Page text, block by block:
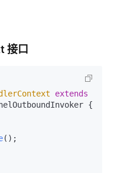
接口
extends
{
() ;